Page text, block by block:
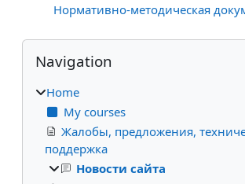
Нормативно-методическая
Blocks
Skip Navigation
Navigation
Home
My courses
Жалобы, предложения,
поддержка
Новости сайта